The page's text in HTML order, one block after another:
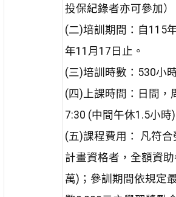
投保紀錄者亦可參加）
(二)培訓期間：自115
年11月17日止。
(三)培訓時數：530小
(四)上課時間：日間，
7:30 (中間午休1.5小時)
(五)課程費用： 凡符
計畫資格者，全額資
萬)；參訓期間依規定